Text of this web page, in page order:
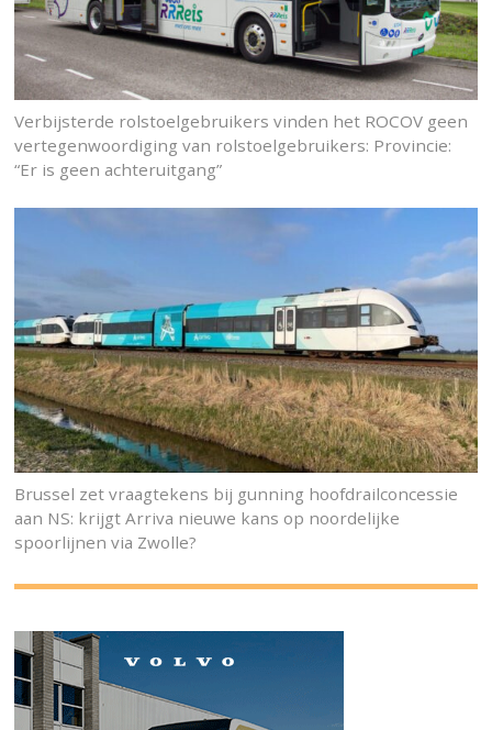
Verbijsterde rolstoelgebruikers vinden het ROCOV geen
vertegenwoordiging van rolstoelgebruikers: Provincie:
“Er is geen achteruitgang”
Brussel zet vraagtekens bij gunning hoofdrailconcessie
aan NS: krijgt Arriva nieuwe kans op noordelijke
spoorlijnen via Zwolle?